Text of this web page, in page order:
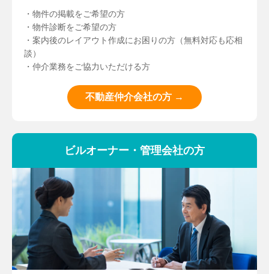
・物件の掲載をご希望の方
・物件診断をご希望の方
・案内後のレイアウト作成にお困りの方（無料対応も応相
談）
・仲介業務をご協力いただける方
不動産仲介会社の方 →
ビルオーナー・管理会社の方